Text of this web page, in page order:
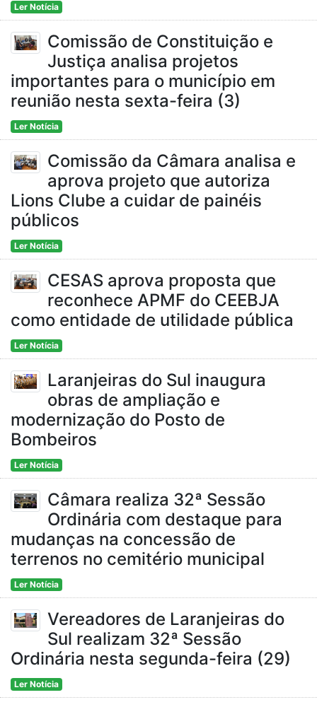
Ler Notícia
Comissão de Constituição e
Justiça analisa projetos
importantes para o município em
reunião nesta sexta-feira (3)
Ler Notícia
Comissão da Câmara analisa e
aprova projeto que autoriza
Lions Clube a cuidar de painéis
públicos
Ler Notícia
CESAS aprova proposta que
reconhece APMF do CEEBJA
como entidade de utilidade pública
Ler Notícia
Laranjeiras do Sul inaugura
obras de ampliação e
modernização do Posto de
Bombeiros
Ler Notícia
Câmara realiza 32ª Sessão
Ordinária com destaque para
mudanças na concessão de
terrenos no cemitério municipal
Ler Notícia
Vereadores de Laranjeiras do
Sul realizam 32ª Sessão
Ordinária nesta segunda-feira (29)
Ler Notícia